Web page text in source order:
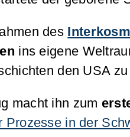
des
ins eigene
den USA
macht ihn zum
Prozesse in der